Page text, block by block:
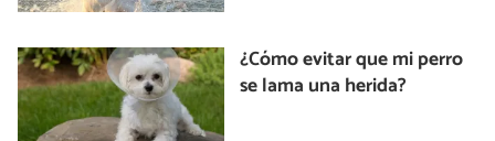
¿Cómo evitar que mi perro
se lama una herida?